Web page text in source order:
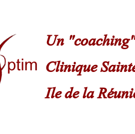
Un
Clinique
Ile de la